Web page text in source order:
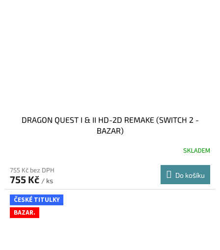
DRAGON QUEST I & II HD-2D REMAKE (SWITCH 2 -
BAZAR)
SKLADEM
755 Kč bez DPH
755 Kč / ks
Do košíku
ČESKÉ TITULKY
BAZAR.